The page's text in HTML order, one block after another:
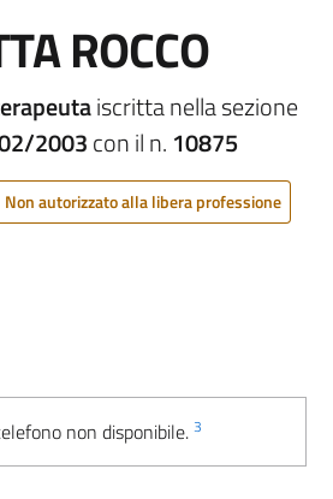
ROCCO
iscritta nella sezione
2003con il n. 10875
Non autorizzato alla libera professione
non disponibile. 3